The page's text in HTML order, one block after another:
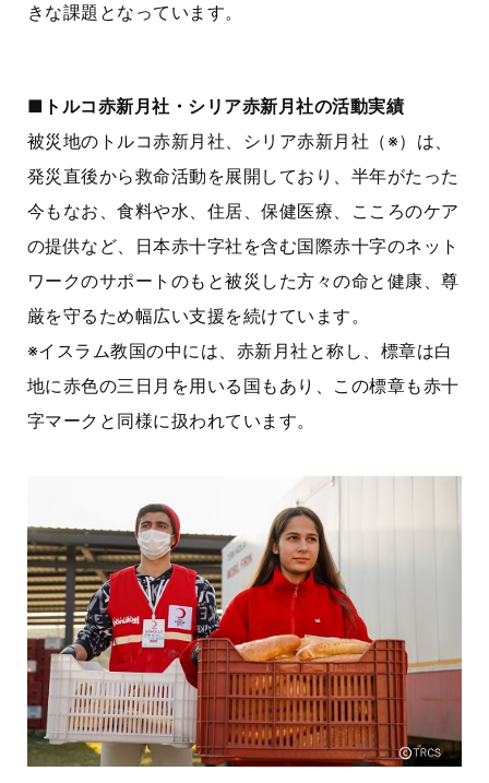
きな課題となっています。
■トルコ赤新月社・シリア赤新月社の活動実績
被災地のトルコ赤新月社、シリア赤新月社（※）は、
発災直後から救命活動を展開しており、半年がたった
今もなお、食料や水、住居、保健医療、こころのケア
の提供など、日本赤十字社を含む国際赤十字のネット
ワークのサポートのもと被災した方々の命と健康、尊
厳を守るため幅広い支援を続けています。
※イスラム教国の中には、赤新月社と称し、標章は白
地に赤色の三日月を用いる国もあり、この標章も赤十
字マークと同様に扱われています。